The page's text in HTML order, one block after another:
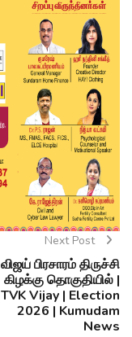
Next Post
விஜய் பிரசாரம் திருச்சி
கிழக்கு தொகுதியில் |
TVK Vijay | Election
2026 | Kumudam
News